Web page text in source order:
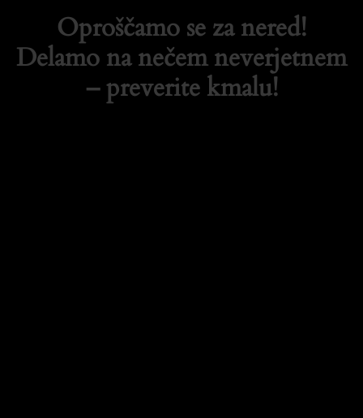
Oproščamo se za nered!
Delamo na nečem neverjetnem
– preverite kmalu!